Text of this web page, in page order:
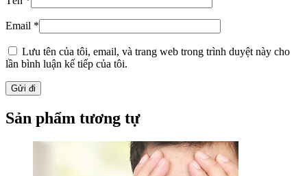
Email *
Lưu tên của tôi, email, và trang web trong trình duyệt này cho
lần bình luận kế tiếp của tôi.
Sản phẩm tương tự